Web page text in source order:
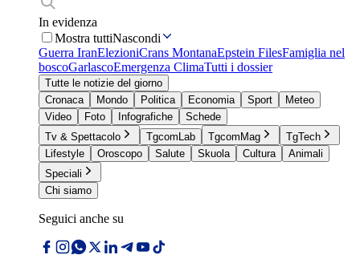
In evidenza
Mostra tuttiNascondi
Guerra IranElezioniCrans MontanaEpstein FilesFamiglia nel
boscoGarlascoEmergenza ClimaTutti i dossier
Tutte le notizie del giorno
Cronaca
Mondo Politica Economia Sport
Meteo
Video
Foto Infografiche
Schede
Tv & Spettacolo
TgcomLab TgcomMag
TgTech
Lifestyle
Oroscopo Salute Skuola Cultura
Animali
Speciali
Chi siamo
Seguici anche su